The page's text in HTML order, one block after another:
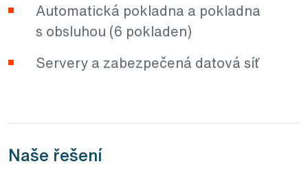
Automatická pokladna a pokladna
s obsluhou (6 pokladen)
Servery a zabezpečená datová síť
Naše řešení